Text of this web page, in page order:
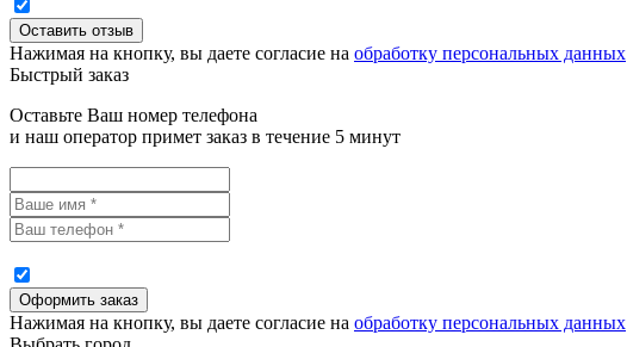
Нажимая на кнопку, вы даете согласие на обработку персональных данных
Быстрый заказ
Оставьте Ваш номер телефона
и наш оператор примет заказ в течение 5 минут
Нажимая на кнопку, вы даете согласие на обработку персональных данных